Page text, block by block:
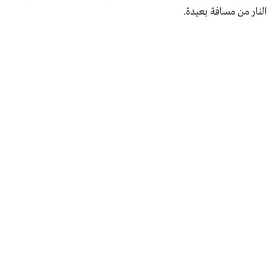
النار من مسافة بعيدة.